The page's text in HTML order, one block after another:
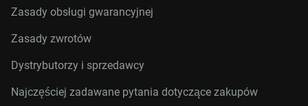
Zasady obsługi gwarancyjnej
Zasady zwrotów
Dystrybutorzy i sprzedawcy
Najczęściej zadawane pytania dotyczące zakupów